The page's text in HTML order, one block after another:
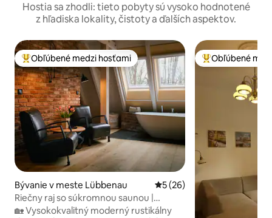
Hostia sa zhodli: tieto pobyty sú vysoko hodnotené
z hľadiska lokality, čistoty a ďalších aspektov.
Najobľúbenejšie medzi hosťami
Obľúbené medzi hosťami
Bývanie v meste Lübbenau Priemerné ohodnotenie 5
5 (26)
Riečny raj so súkromnou saunou |
Spreewald
🏡 Vysokokvalitný moderný rustikálny
Najobľúbenejšie
Obľúbené